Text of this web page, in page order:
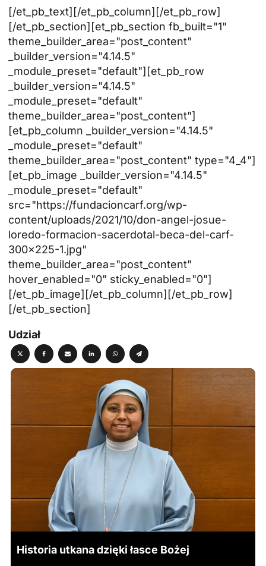
[/et_pb_text][/et_pb_column][/et_pb_row]
[/et_pb_section][et_pb_section fb_built="1"
theme_builder_area="post_content"
_builder_version="4.14.5"
_module_preset="default"][et_pb_row
_builder_version="4.14.5"
_module_preset="default"
theme_builder_area="post_content"]
[et_pb_column _builder_version="4.14.5"
_module_preset="default"
theme_builder_area="post_content" type="4_4"]
[et_pb_image _builder_version="4.14.5"
_module_preset="default"
src="https://fundacioncarf.org/wp-
content/uploads/2021/10/don-angel-josue-
loredo-formacion-sacerdotal-beca-del-carf-
300x225-1.jpg"
theme_builder_area="post_content"
hover_enabled="0" sticky_enabled="0"]
[/et_pb_image][/et_pb_column][/et_pb_row]
[/et_pb_section]
Udział
Historia utkana dzięki łasce Bożej